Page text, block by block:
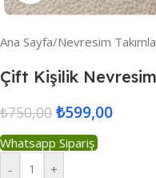
Ana Sayfa/Nevresim
Çift Kişilik
₺750,00 ₺599,00
Whatsapp Sipariş
-
+